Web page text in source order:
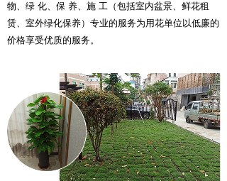
物、绿 化、保 养、施 工（包括室内盆景、鲜花租
赁、室外绿化保养）专业的服务为用花单位以低廉的
价格享受优质的服务。